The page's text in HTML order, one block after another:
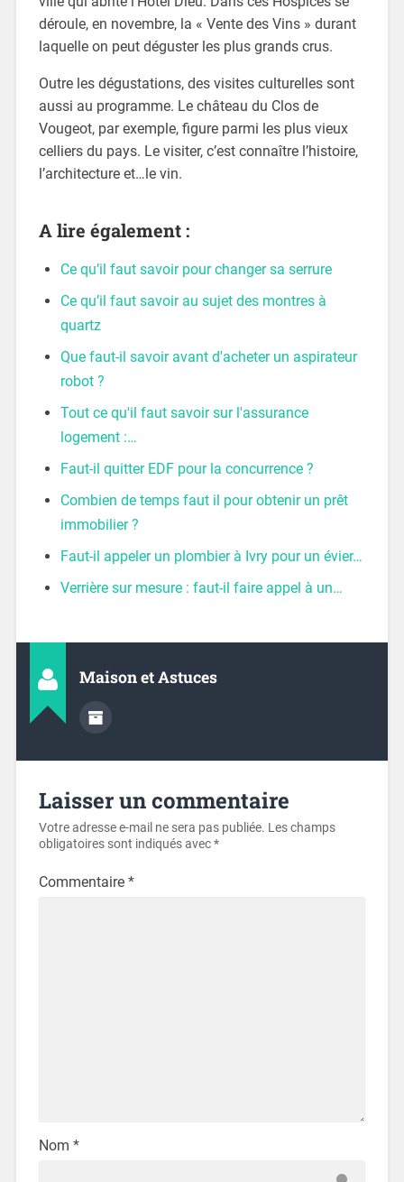
déroule, en novembre, la « Vente des Vins » durant
laquelle on peut déguster les plus grands crus.
Outre les dégustations, des visites culturelles sont
aussi au programme. Le château du Clos de
Vougeot, par exemple, figure parmi les plus vieux
celliers du pays. Le visiter, c’est connaître l’histoire,
l’architecture et…le vin.
A lire également :
Ce qu’il faut savoir pour changer sa serrure
Ce qu’il faut savoir au sujet des montres à
quartz
Que faut-il savoir avant d'acheter un aspirateur
robot ?
Tout ce qu'il faut savoir sur l'assurance
logement :…
Faut-il quitter EDF pour la concurrence ?
Combien de temps faut il pour obtenir un prêt
immobilier ?
Faut-il appeler un plombier à Ivry pour un évier…
Verrière sur mesure : faut-il faire appel à un…
Maison et Astuces
Laisser un commentaire
Votre adresse e-mail ne sera pas publiée. Les champs
obligatoires sont indiqués avec*
Commentaire *
Nom *